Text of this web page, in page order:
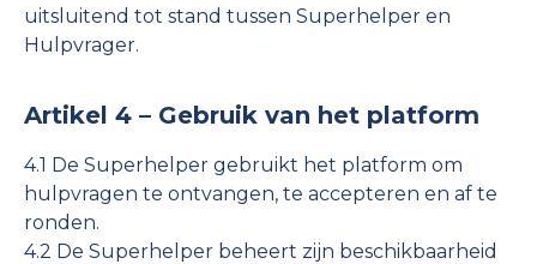
uitsluitend tot stand tussen Superhelper en
Hulpvrager.
Artikel 4 – Gebruik van het platform
4.1 De Superhelper gebruikt het platform om
hulpvragen te ontvangen, te accepteren en af te
ronden.
4.2 De Superhelper beheert zijn beschikbaarheid